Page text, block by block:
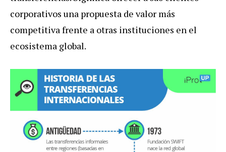
corporativos una propuesta de valor más
competitiva frente a otras instituciones en el
ecosistema global.